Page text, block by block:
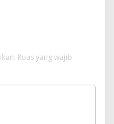
Ruas yang wajib